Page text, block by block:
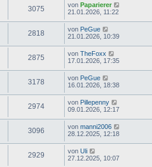
3075 von Paparierer
21.01.2026, 11:22
2818 von PeGue
21.01.2026, 10:39
2875 von TheFoxx
17.01.2026, 17:35
3178 von PeGue
16.01.2026, 18:38
2974 von Pillepenny
09.01.2026, 12:17
3096 von manni2006
28.12.2025, 12:18
2929 von Uli
27.12.2025, 10:07